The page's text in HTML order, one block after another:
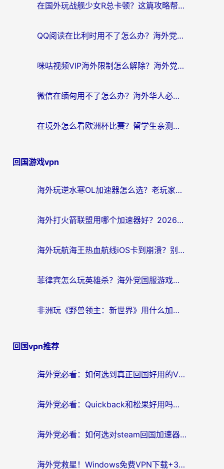
在国外玩战舰少女R总卡顿？这篇攻略帮你流畅开舰+解锁国内影音
QQ阅读在比利时用不了怎么办？海外党亲测的跨区上网解决方案
咪咕视频VIP海外限制怎么解除？海外党亲测有效的回国加速方案
微信在缅甸用不了怎么办？海外华人必看的回国加速全攻略
在境外怎么看欧洲杯比赛？留学生亲测：用对回国加速器就能解决
回国游戏vpn
海外玩逆水寒OL加速器怎么选？老玩家亲测的避坑指南
海外打火箭联盟用哪个加速器好？2026实测指南帮你告别延迟卡顿
海外玩航海王热血航线iOS卡到崩溃？别慌，这篇指南解决你的国服游戏加速难题
菲律宾怎么玩英雄杀？海外党国服游戏畅玩指南（附延迟解决秘籍）
非洲玩《野兽领主：新世界》用什么加速器好？留学生亲测有效的解决方案
回国vpn推荐
海外党必看：如何选到真正回国好用的VPN？实测+避坑指南
海外党必看：Quickback和松果好用吗？3步教你选对回国加速器无缝刷国内资源
海外党必看：如何选对steam回国加速器？从踩坑到无缝访问国内资源的全攻略
海外党救星！Windows免费VPN下载+3步搞定国内资源无缝访问